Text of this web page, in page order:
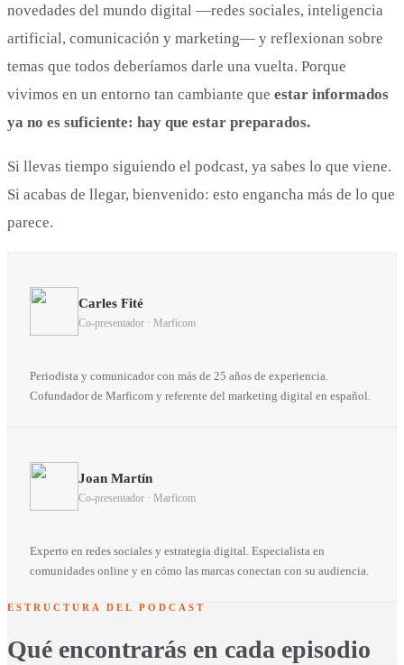
novedades del mundo digital —redes sociales, inteligencia
artificial, comunicación y marketing— y reflexionan sobre
temas que todos deberíamos darle una vuelta. Porque
vivimos en un entorno tan cambiante que estar informados
ya no es suficiente: hay que estar preparados.
Si llevas tiempo siguiendo el podcast, ya sabes lo que viene.
Si acabas de llegar, bienvenido: esto engancha más de lo que
parece.
Carles Fité
Co-presentador · Marficom
Periodista y comunicador con más de 25 años de experiencia.
Cofundador de Marficom y referente del marketing digital en español.
Joan Martín
Co-presentador · Marficom
Experto en redes sociales y estrategia digital. Especialista en
comunidades online y en cómo las marcas conectan con su audiencia.
ESTRUCTURA DEL PODCAST
Qué encontrarás en cada episodio